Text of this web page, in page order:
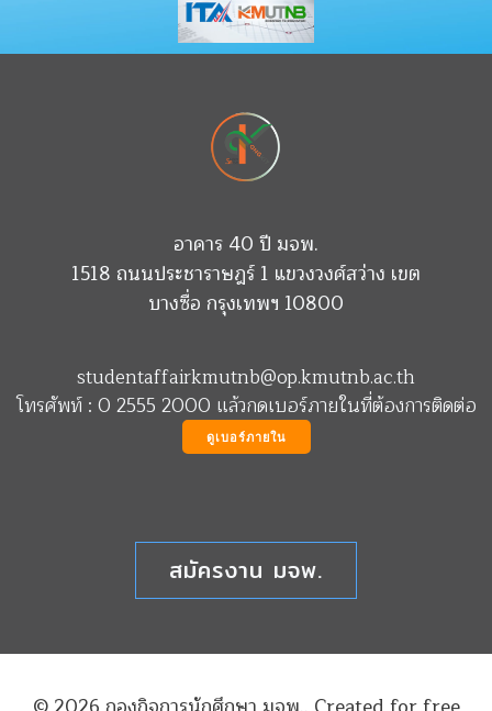
อาคาร 40 ปี มจพ.
1518 ถนนประชาราษฎร์ 1 แขวงวงศ์สว่าง เขต
บางซื่อ กรุงเทพฯ 10800
studentaffairkmutnb@op.kmutnb.ac.th
โทรศัพท์ : 0 2555 2000 แล้วกดเบอร์ภายในที่ต้องการติดต่อ
ดูเบอร์ภายใน
สมัครงาน มจพ.